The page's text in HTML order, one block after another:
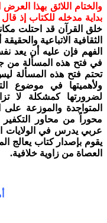
والختام اللائق بهذا
بداية مدخله للكتاب إذ قال
خلق القرآن قد احتلت
الثقافية الاتباعية
الفهم فإن عليه أن يعد
في فتح هذه المسألة من
تحتم فتح هذه المسألة
ولأهميتها في موضوع
لضرورتها كمشكلة لا
المتواجدة والموزعة
محوراً من محاور
عربي يدرس في الولايات
يقوم بإصدار كتاب يعالج
العصاة من زاوية خلافية.